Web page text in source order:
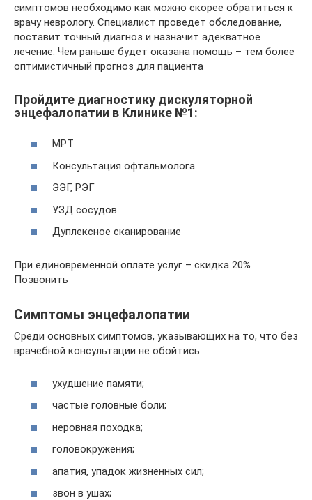
симптомов необходимо как можно скорее обратиться к
врачу неврологу. Специалист проведет обследование,
поставит точный диагноз и назначит адекватное
лечение. Чем раньше будет оказана помощь – тем более
оптимистичный прогноз для пациента
Пройдите диагностику дискуляторной
энцефалопатии в Клинике №1:
МРТ
Консультация офтальмолога
ЭЭГ, РЭГ
УЗД сосудов
Дуплексное сканирование
При единовременной оплате услуг – скидка 20%
Позвонить
Симптомы энцефалопатии
Среди основных симптомов, указывающих на то, что без
врачебной консультации не обойтись:
ухудшение памяти;
частые головные боли;
неровная походка;
головокружения;
апатия, упадок жизненных сил;
звон в ушах;